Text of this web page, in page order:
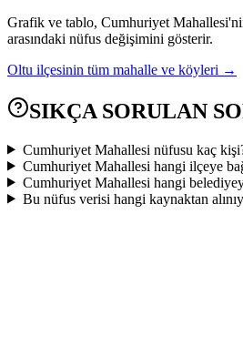
Grafik ve tablo, Cumhuriyet
arasındaki nüfus değişimini gösterir.
Oltu ilçesinin tüm mahalle ve köyleri →
SIKÇA SORULAN
Cumhuriyet Mahallesi nüfusu kaç
Cumhuriyet Mahallesi hangi ilçeye
Cumhuriyet Mahallesi hangi
Bu nüfus verisi hangi kaynaktan